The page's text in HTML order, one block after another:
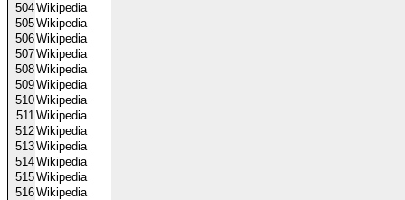
504Wikipedia
505Wikipedia
506Wikipedia
507Wikipedia
508Wikipedia
509Wikipedia
510Wikipedia
511Wikipedia
512Wikipedia
513Wikipedia
514Wikipedia
515Wikipedia
516Wikipedia